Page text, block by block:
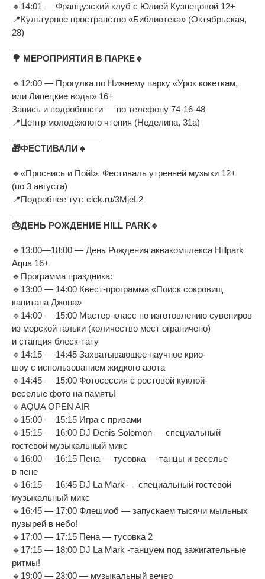
🔸 14:01 — Французский клуб с Юлией Кузнецовой 12+
📍Культурное пространство «Библиотека» (Октябрьская,
28)
🌳 МЕРОПРИЯТИЯ В ПАРКЕ🔹
🔹 12:00 — Прогулка по Нижнему парку «Урок кокеткам,
или Липецкие воды» 16+
Запись и подробности — по телефону 74-16-48
📍Центр молодёжного чтения (Неделина, 31а)
🎁ФЕСТИВАЛИ🔸
🔸«Проснись и Пой!». Фестиваль утренней музыки 12+
(по 3 августа)
📍Подробнее тут: clck.ru/3MjeL2
🎂ДЕНЬ РОЖДЕНИЕ HILL PARK🔹
🔹 13:00—18:00 — День Рождения аквакомплекса Hillpark
Aqua 16+
🔹 Программа праздника:
🔹 13:00 — 14:00 Квест-программа «Поиск сокровищ
капитана Джона»
🔹 14:00 — 15:00 Мастер-класс по изготовлению сувениров
из морской гальки (количество мест ограничено)
и станция блеск-тату
🔹 14:15 — 14:45 Захватывающее научное крио-
шоу с использованием жидкого азота
🔹 14:45 — 15:00 Фотосессия с ростовой куклой-
веселые фото на память!
🔹AQUA OPEN AIR
🔹 15:00 — 15:15 Игра с призами
🔹 15:15 — 16:00 DJ Denis Solomon — специальный
гостевой музыкальный микс
🔹 16:00 — 16:15 Пена — тусовка — танцы и веселье
в пене
🔹 16:15 — 16:45 DJ La Mark — специальный гостевой
музыкальный микс
🔹 16:45 — 17:00 Флешмоб — запускаем тысячи мыльных
пузырей в небо!
🔹 17:00 — 17:15 Пена — тусовка 2
🔹 17:15 — 18:00 DJ La Mark -танцуем под зажигательные
ритмы!
🔹 19:00 — 23:00 — музыкальный вечер